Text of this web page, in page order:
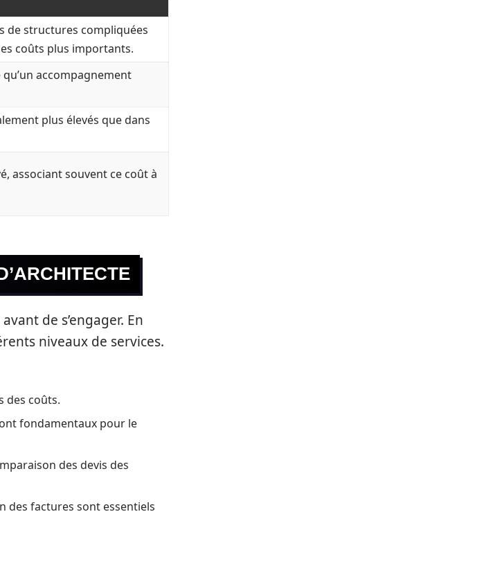
de structures compliquées
coûts plus importants.
accompagnement
plus élevés que dans
associant souvent ce coût à
de s’engager. En
niveaux de services.
des coûts.
fondamentaux pour le
des devis des
des factures sont essentiels